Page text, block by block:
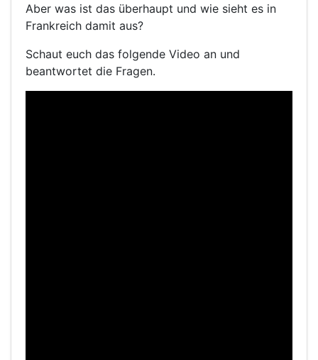
Aber was ist das überhaupt und wie sieht es in
Frankreich damit aus?
Schaut euch das folgende Video an und
beantwortet die Fragen.